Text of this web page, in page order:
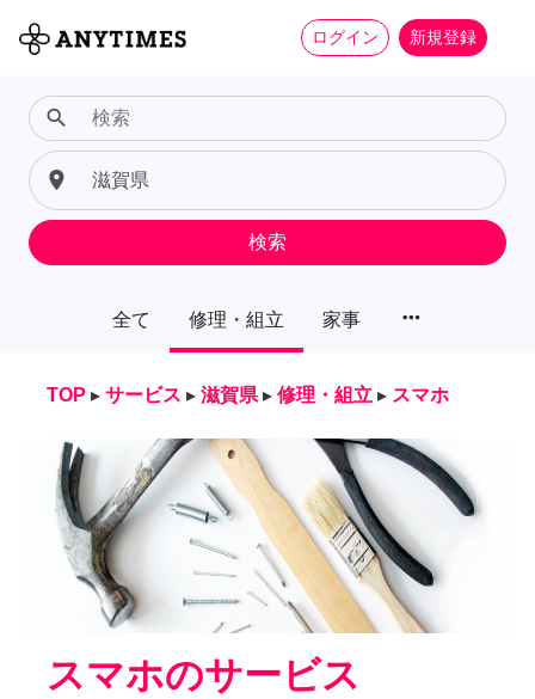
ログイン 新規登録
全て 修理・組立 家事 more_horiz
search
place
検索
TOP ▸ サービス ▸ 滋賀県 ▸ 修理・組立 ▸ スマホ
スマホのサービス